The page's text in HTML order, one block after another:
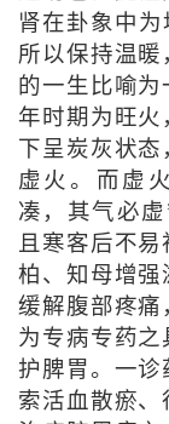
肾在卦象中
所以保持温暖
的一生比喻
年时期为旺火
下呈炭灰状态
虚火。而虚
凑，其气必
且寒客后不
柏、知母增强
缓解腹部疼痛
为专病专药
护脾胃。一诊
索活血散瘀